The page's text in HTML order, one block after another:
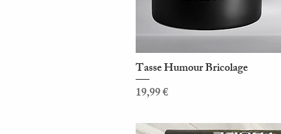
Aperçu rapide
Tasse Humour Bricolage
Prix
19,99 €